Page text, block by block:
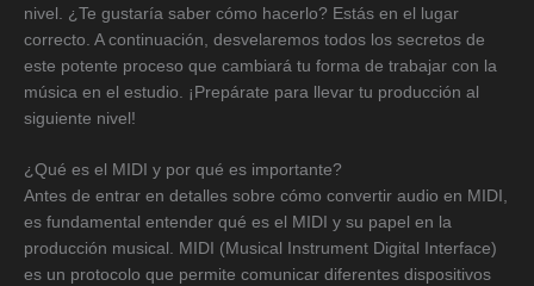
nivel. ¿Te gustaría saber cómo hacerlo? Estás en el lugar
correcto. A continuación, desvelaremos todos los secretos de
este potente proceso que cambiará tu forma de trabajar con la
música en el estudio. ¡Prepárate para llevar tu producción al
siguiente nivel!
¿Qué es el MIDI y por qué es importante?
Antes de entrar en detalles sobre cómo convertir audio en MIDI,
es fundamental entender qué es el MIDI y su papel en la
producción musical. MIDI (Musical Instrument Digital Interface)
es un protocolo que permite comunicar diferentes dispositivos